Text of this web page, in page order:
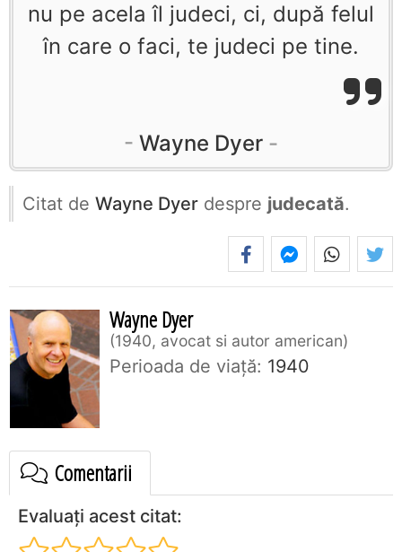
nu pe acela îl judeci, ci, după felul
în care o faci, te judeci pe tine.
Wayne Dyer
Citat de Wayne Dyer despre judecată.
Wayne Dyer
1940, avocat si autor american
Perioada de viaţă: 1940
Comentarii
Evaluați acest citat: